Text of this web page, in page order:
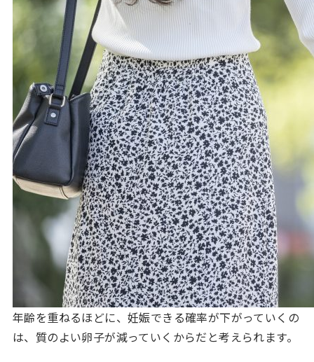
年齢を重ねるほどに、妊娠できる確率が下がっていくの
は、質のよい卵子が減っていくからだと考えられます。